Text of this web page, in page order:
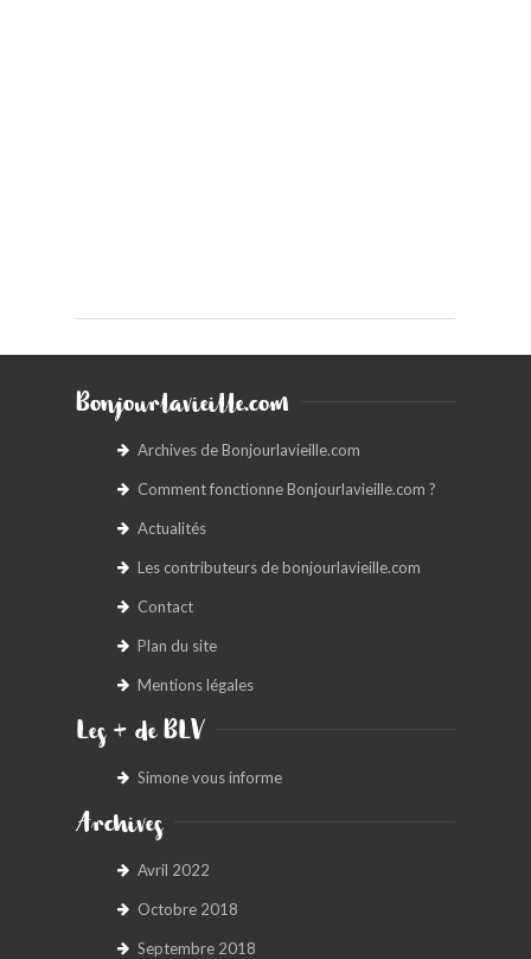
Bonjourlavieille.com
Archives de Bonjourlavieille.com
Comment fonctionne Bonjourlavieille.com ?
Actualités
Les contributeurs de bonjourlavieille.com
Contact
Plan du site
Mentions légales
Les + de BLV
Simone vous informe
Archives
Avril 2022
Octobre 2018
Septembre 2018